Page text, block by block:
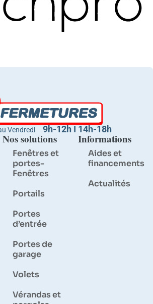
Vendredi 9h-12h I 14h-18h
Nos solutions
Fenêtres et
portes-
Fenêtres
Portails
Portes
d’entrée
Portes de
garage
Volets
Vérandas et
Informations
Aides et
financements
Actualités